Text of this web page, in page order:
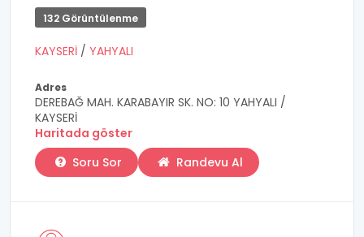
132 Görüntülenme
KAYSERİ / YAHYALI
Adres
DEREBAĞ MAH. KARABAYIR SK. NO: 10 YAHYALI /
KAYSERİ
Haritada göster
Soru Sor
Randevu Al